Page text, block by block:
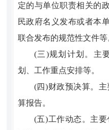
定的与单位职责相关的
民政府名义发布或者本
联合发布的规范性文件等
(三)规划计划。主
划、工作重点安排等。
(四)财政预决算。
算报告。
(五)工作动态。主